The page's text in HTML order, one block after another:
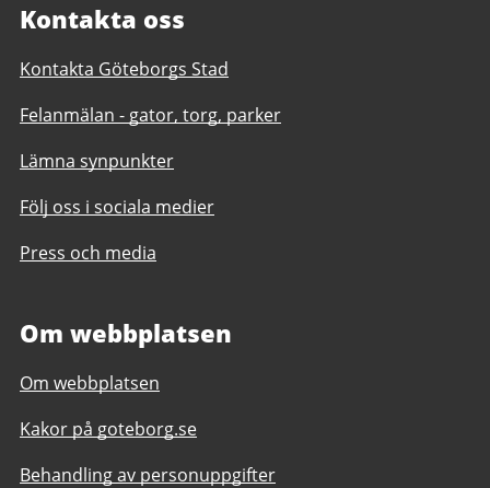
Kontakta oss
Kontakta Göteborgs Stad
Felanmälan - gator, torg, parker
Lämna synpunkter
Följ oss i sociala medier
Press och media
Om webbplatsen
Om webbplatsen
Kakor på goteborg.se
Behandling av personuppgifter